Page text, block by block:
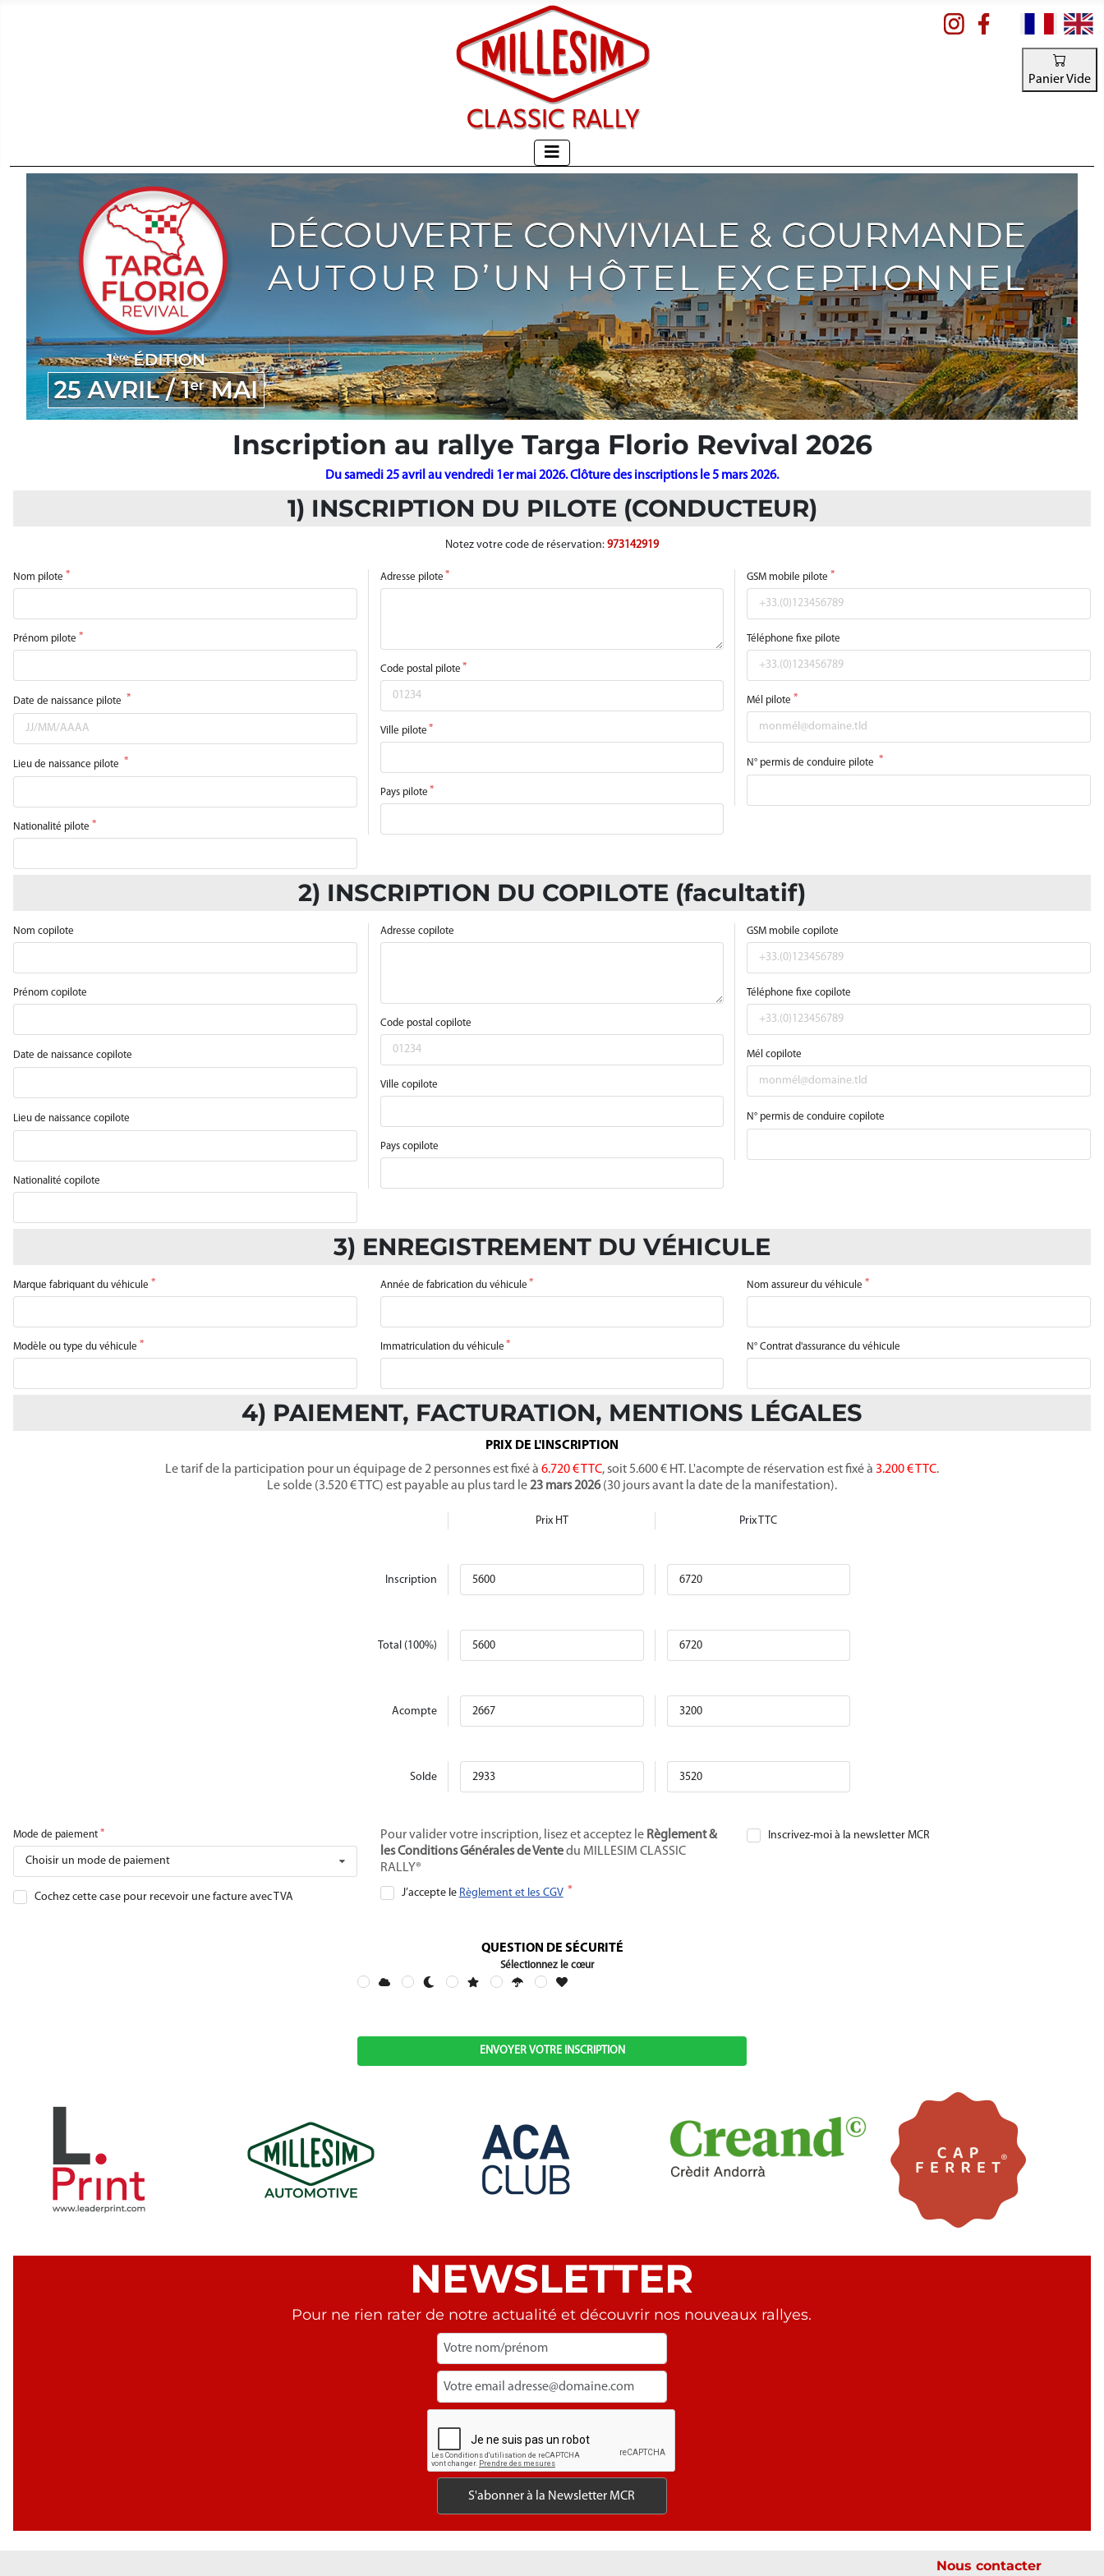
Sélectionnez
Panier Vide
Inscription au rallye Targa Florio Revival 2026
Du samedi 25 avril au vendredi 1er mai 2026. Clôture des inscriptions le 5 mars 2026.
1) INSCRIPTION DU PILOTE (CONDUCTEUR)
Notez votre code de réservation: 973142919
Nom pilote
Prénom pilote
Date de naissance pilote
Lieu de naissance pilote
Nationalité pilote
Adresse pilote
Code postal pilote
Ville pilote
Pays pilote
GSM mobile pilote
Téléphone fixe pilote
Mél pilote
N° permis de conduire pilote
2) INSCRIPTION DU COPILOTE (facultatif)
Nom copilote
Prénom copilote
Date de naissance copilote
Lieu de naissance copilote
Nationalité copilote
Adresse copilote
Code postal copilote
Ville copilote
Pays copilote
GSM mobile copilote
Téléphone fixe copilote
Mél copilote
N° permis de conduire copilote
3) ENREGISTREMENT DU VÉHICULE
Marque fabriquant du véhicule
Modèle ou type du véhicule
Année de fabrication du véhicule
Immatriculation du véhicule
Nom assureur du véhicule
N° Contrat d'assurance du véhicule
4) PAIEMENT, FACTURATION, MENTIONS LÉGALES
PRIX DE L'INSCRIPTION
Le tarif de la participation pour un équipage de 2 personnes est fixé à 6.720 € TTC, soit 5.600 € HT. L'acompte de réservation est fixé à 3.200 € TTC.
Le solde (3.520 € TTC) est payable au plus tard le23 mars 2026(30 jours avant la date de la manifestation).
Prix HT Prix TTC
Inscription
Total (100%)
Acompte
Solde
Mode de paiement
Choisir un mode de paiement
Cochez cette case pour recevoir une facture avec TVA
Pour valider votre inscription, lisez et acceptez le Règlement &
les Conditions Générales de Ventedu MILLESIM CLASSIC
RALLY®
J’accepte le Règlement et les CGV
Inscrivez-moi à la newsletter MCR
QUESTION DE SÉCURITÉ
Sélectionnez le cœur
ENVOYER VOTRE INSCRIPTION
NEWSLETTER
Pour ne rien rater de notre actualité et découvrir nos nouveaux rallyes.
Nous contacter